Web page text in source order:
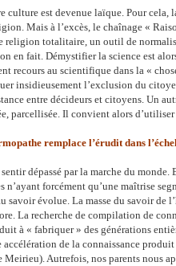
culture est devenue laïque. Pour cela,
Mais à l’excès, le chaînage «
totalitaire, un outil de
en fait. Démystifier la science est
recours au scientifique dans la «
insidieusement l’exclusion du
entre décideurs et citoyens. Un
parcellisée. Il convient alors
remplace l’érudit dans
dépassé par la marche du monde.
forcément qu’une maîtrise
savoir évolue. La masse du savoir de
La recherche de compilation de
à « fabriquer » des générations
de la connaissance
Autrefois, nos parents nous